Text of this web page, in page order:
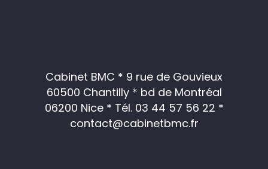
Cabinet BMC * 9 rue de Gouvieux
60500 Chantilly * bd de Montréal
06200 Nice * Tél. 03 44 57 56 22 *
contact@cabinetbmc.fr